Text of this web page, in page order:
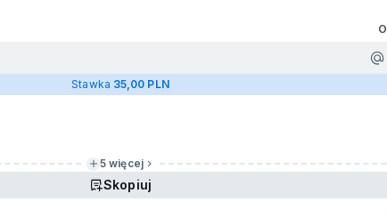
Stawka 35,00 PLN
5 więcej
Skopiuj